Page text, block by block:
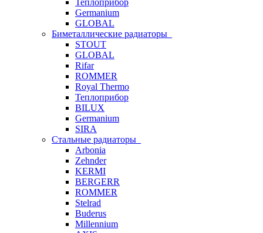
Теплоприбор
Germanium
GLOBAL
Биметаллические радиаторы
STOUT
GLOBAL
Rifar
ROMMER
Royal Thermo
Теплоприбор
BILUX
Germanium
SIRA
Стальные радиаторы
Arbonia
Zehnder
KERMI
BERGERR
ROMMER
Stelrad
Buderus
Millennium